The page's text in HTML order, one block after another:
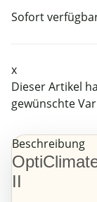
Sofort
x
Dieser Artikel
gewünschte
Beschreibung
II